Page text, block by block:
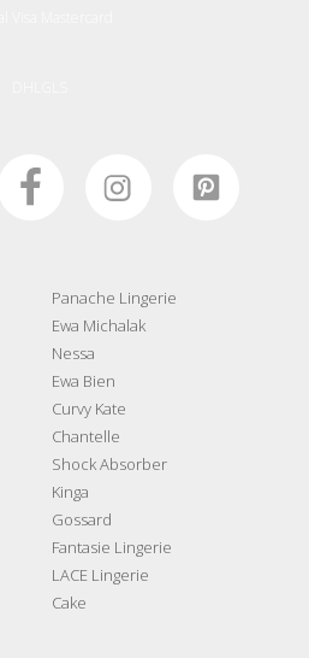
Panache Lingerie
Ewa Michalak
Nessa
Ewa Bien
Curvy Kate
Chantelle
Shock Absorber
Kinga
Gossard
Fantasie Lingerie
LACE Lingerie
Cake